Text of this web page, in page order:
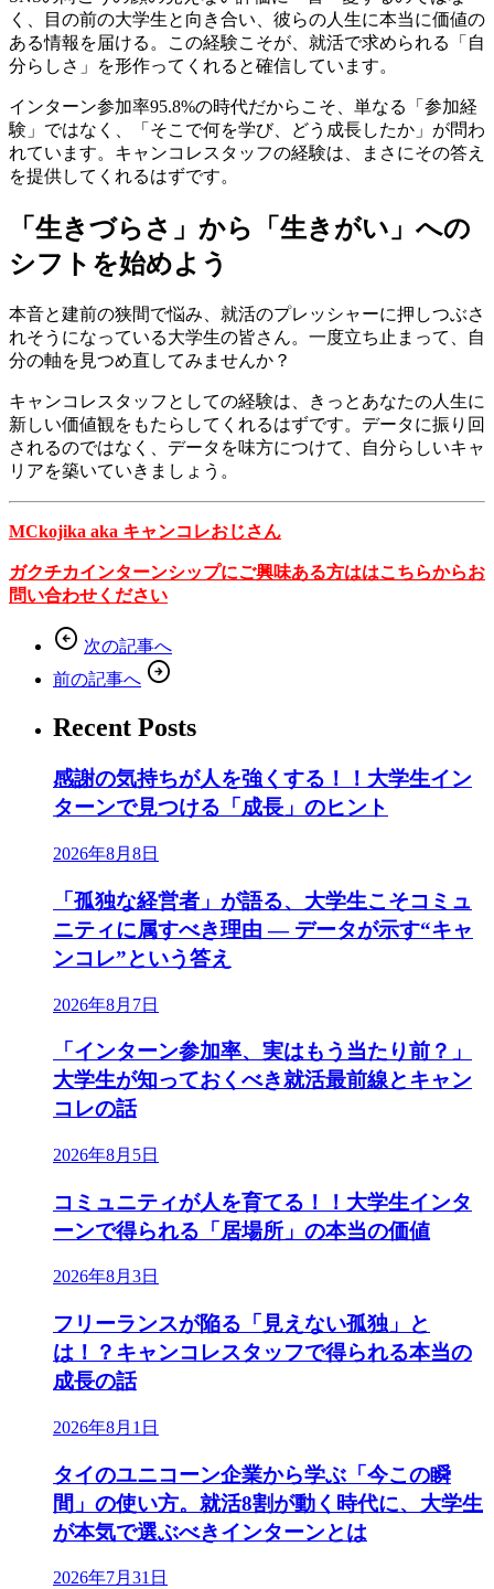
く、目の前の大学生と向き合い、彼らの人生に本当に価値の
ある情報を届ける。この経験こそが、就活で求められる「自
分らしさ」を形作ってくれると確信しています。
インターン参加率95.8%の時代だからこそ、単なる「参加経
験」ではなく、「そこで何を学び、どう成長したか」が問わ
れています。キャンコレスタッフの経験は、まさにその答え
を提供してくれるはずです。
「生きづらさ」から「生きがい」への
シフトを始めよう
本音と建前の狭間で悩み、就活のプレッシャーに押しつぶさ
れそうになっている大学生の皆さん。一度立ち止まって、自
分の軸を見つめ直してみませんか？
キャンコレスタッフとしての経験は、きっとあなたの人生に
新しい価値観をもたらしてくれるはずです。データに振り回
されるのではなく、データを味方につけて、自分らしいキャ
リアを築いていきましょう。
MCkojika aka キャンコレおじさん
ガクチカインターンシップにご興味ある方ははこちらからお
問い合わせください
arrow_circle_left 次の記事へ
前の記事へ arrow_circle_right
Recent Posts
感謝の気持ちが人を強くする！！大学生イン
ターンで見つける「成長」のヒント
2026年8月8日
「孤独な経営者」が語る、大学生こそコミュ
ニティに属すべき理由 ― データが示す“キャ
ンコレ”という答え
2026年8月7日
「インターン参加率、実はもう当たり前？」
大学生が知っておくべき就活最前線とキャン
コレの話
2026年8月5日
コミュニティが人を育てる！！大学生インタ
ーンで得られる「居場所」の本当の価値
2026年8月3日
フリーランスが陥る「見えない孤独」と
は！？キャンコレスタッフで得られる本当の
成長の話
2026年8月1日
タイのユニコーン企業から学ぶ「今この瞬
間」の使い方。就活8割が動く時代に、大学生
が本気で選ぶべきインターンとは
2026年7月31日